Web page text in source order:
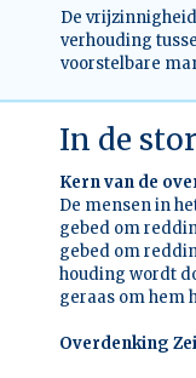
De
verhouding
voorstelbare
In de
Kern van de
De mensen in
gebed om
gebed om
houding wordt
geraas om hem
Overdenking